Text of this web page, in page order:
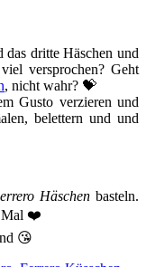
das dritte Häschen und
versprochen? Geht
, nicht wahr? 💝
Gusto verzieren und
belettern und und
Häschen basteln.
Mal ❤️
😘